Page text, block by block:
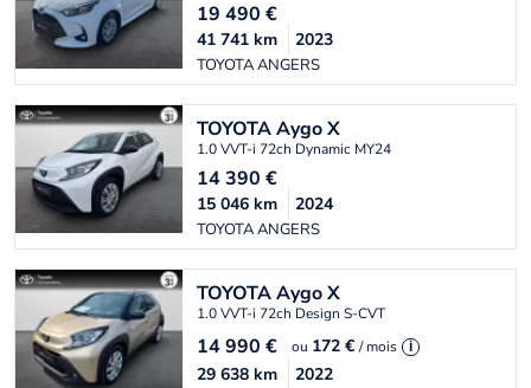
19 490 €
TOYOTA ANGERS
41 741 km 2023
TOYOTAAygo X
1.0 VVT-i 72ch Dynamic MY24
14 390 €
TOYOTA ANGERS
15 046 km 2024
TOYOTAAygo X
1.0 VVT-i 72ch Design S-CVT
14 990 € ou 172 € / mois i
29 638 km 2022